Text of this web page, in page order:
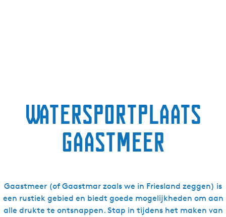
Watersportplaats
Gaastmeer
Gaastmeer (of Gaastmar zoals we in Friesland zeggen) is
een rustiek gebied en biedt goede mogelijkheden om aan
alle drukte te ontsnappen. Stap in tijdens het maken van